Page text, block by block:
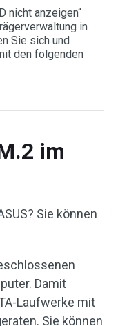
nicht anzeigen“
in
Sie sich und
den folgenden
im
Sie können
Damit
Laufwerke mit
Sie können